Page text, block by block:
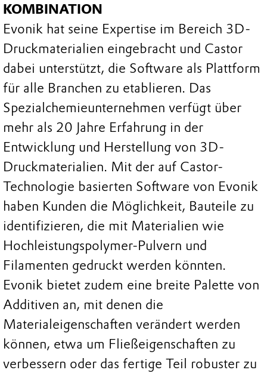
KOMBINATION
Evonik hat seine Expertise im Bereich 3D-
Druckmaterialien eingebracht und Castor
dabei unterstützt, die Software als Plattform
für alle Branchen zu etablieren. Das
Spezialchemieunternehmen verfügt über
mehr als 20 Jahre Erfahrung in der
Entwicklung und Herstellung von 3D-
Druckmaterialien. Mit der auf Castor-
Technologie basierten Software von Evonik
haben Kunden die Möglichkeit, Bauteile zu
identifizieren, die mit Materialien wie
Hochleistungspolymer-Pulvern und
Filamenten gedruckt werden könnten.
Evonik bietet zudem eine breite Palette von
Additiven an, mit denen die
Materialeigenschaften verändert werden
können, etwa um Fließeigenschaften zu
verbessern oder das fertige Teil robuster zu